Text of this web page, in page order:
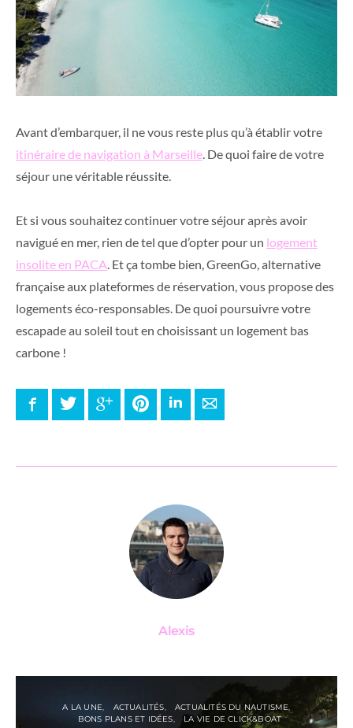
Avant d’embarquer, il ne vous reste plus qu’à établir votre
itinéraire de navigation à Marseille. De quoi faire de votre
séjour une véritable réussite.
Et si vous souhaitez continuer votre séjour après avoir
navigué en mer, rien de tel que d’opter pour un logement
insolite en PACA. Et ça tombe bien, GreenGo, alternative
française aux plateformes de réservation, vous propose des
logements éco-responsables. De quoi poursuivre votre
escapade au soleil tout en choisissant un logement bas
carbone !
FacebookTwitter Google+ PinterestLinkedInE-mail
Alexis
A LA UNE ACTUALITÉS
ACTUALITÉS DU NAUTISME
BONS PLANS ET IDÉES
LA VIE DE CLICK&BOAT